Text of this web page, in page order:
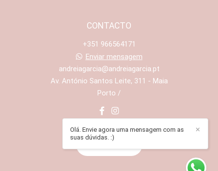
CONTACTO
+351 966564171
Enviar mensagem
andreiagarcia@andreiagarcia.pt
Av. António Santos Leite, 311 - Maia
Porto /
✕
Olá. Envie agora uma mensagem com as
suas dúvidas. :)